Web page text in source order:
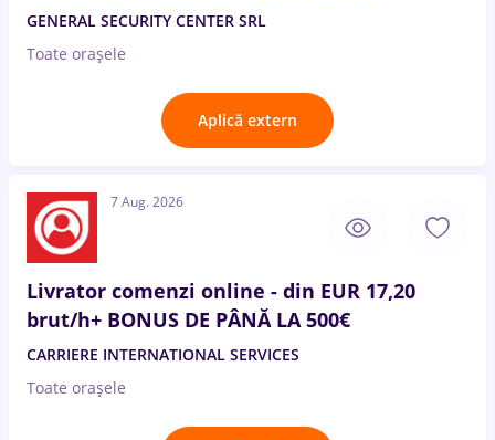
GENERAL SECURITY CENTER SRL
Toate oraşele
Aplică extern
7 Aug. 2026
Livrator comenzi online - din EUR 17,20
brut/h+ BONUS DE PÂNĂ LA 500€
CARRIERE INTERNATIONAL SERVICES
Toate oraşele